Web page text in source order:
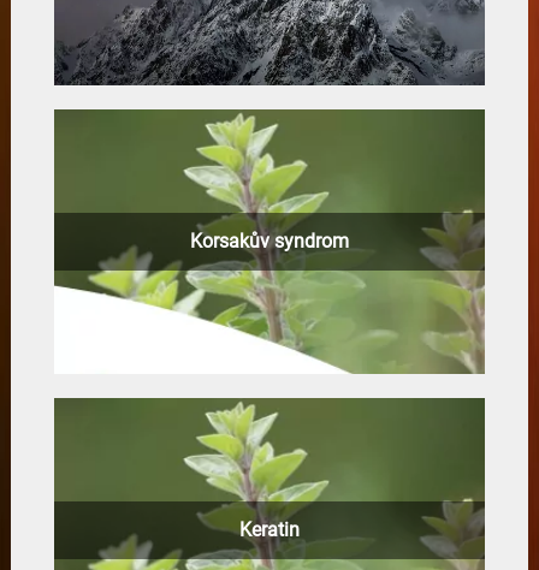
Korsakův syndrom
Keratin